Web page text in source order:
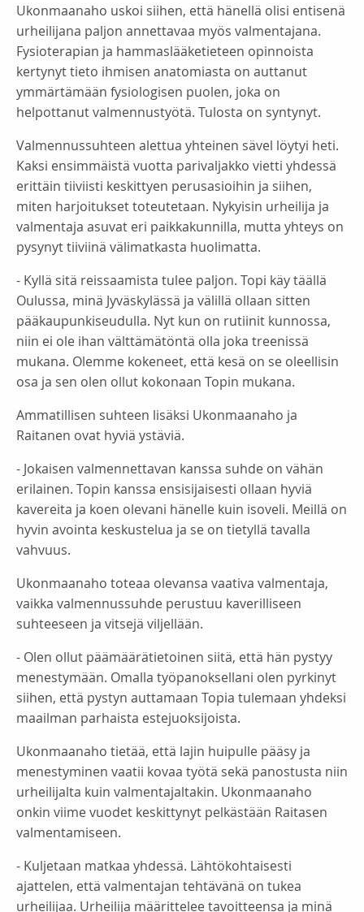
Ukonmaanaho uskoi siihen, että hänellä olisi entisenä
urheilijana paljon annettavaa myös valmentajana.
Fysioterapian ja hammaslääketieteen opinnoista
kertynyt tieto ihmisen anatomiasta on auttanut
ymmärtämään fysiologisen puolen, joka on
helpottanut valmennustyötä. Tulosta on syntynyt.
Valmennussuhteen alettua yhteinen sävel löytyi heti.
Kaksi ensimmäistä vuotta parivaljakko vietti yhdessä
erittäin tiiviisti keskittyen perusasioihin ja siihen,
miten harjoitukset toteutetaan. Nykyisin urheilija ja
valmentaja asuvat eri paikkakunnilla, mutta yhteys on
pysynyt tiiviinä välimatkasta huolimatta.
- Kyllä sitä reissaamista tulee paljon. Topi käy täällä
Oulussa, minä Jyväskylässä ja välillä ollaan sitten
pääkaupunkiseudulla. Nyt kun on rutiinit kunnossa,
niin ei ole ihan välttämätöntä olla joka treenissä
mukana. Olemme kokeneet, että kesä on se oleellisin
osa ja sen olen ollut kokonaan Topin mukana.
Ammatillisen suhteen lisäksi Ukonmaanaho ja
Raitanen ovat hyviä ystäviä.
- Jokaisen valmennettavan kanssa suhde on vähän
erilainen. Topin kanssa ensisijaisesti ollaan hyviä
kavereita ja koen olevani hänelle kuin isoveli. Meillä on
hyvin avointa keskustelua ja se on tietyllä tavalla
vahvuus.
Ukonmaanaho toteaa olevansa vaativa valmentaja,
vaikka valmennussuhde perustuu kaverilliseen
suhteeseen ja vitsejä viljellään.
- Olen ollut päämäärätietoinen siitä, että hän pystyy
menestymään. Omalla työpanoksellani olen pyrkinyt
siihen, että pystyn auttamaan Topia tulemaan yhdeksi
maailman parhaista estejuoksijoista.
Ukonmaanaho tietää, että lajin huipulle pääsy ja
menestyminen vaatii kovaa työtä sekä panostusta niin
urheilijalta kuin valmentajaltakin. Ukonmaanaho
onkin viime vuodet keskittynyt pelkästään Raitasen
valmentamiseen.
- Kuljetaan matkaa yhdessä. Lähtökohtaisesti
ajattelen, että valmentajan tehtävänä on tukea
urheilijaa. Urheilija määrittelee tavoitteensa ja minä